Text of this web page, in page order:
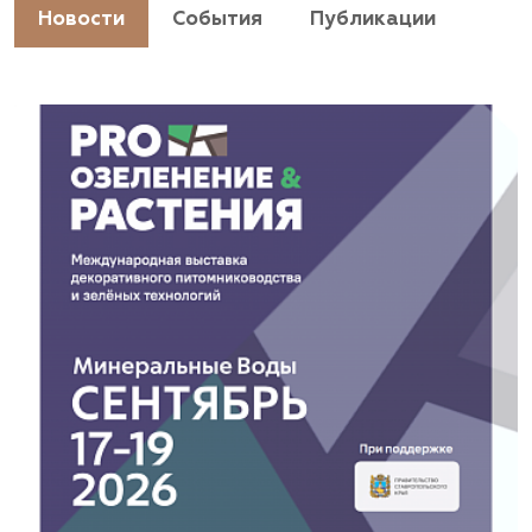
Владимирская область, Киржачский район, пос.
Знаменское
(929) 992-7100
Московская область, Каширский р-н, дер.
Барабаново
(929) 992-7100
pitomnik-kashira.ru
Новости События Публикации